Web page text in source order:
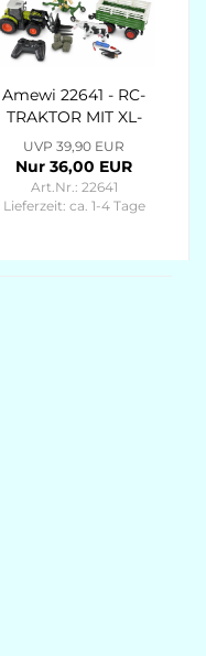
Amewi 22641 - RC-
TRAKTOR MIT XL-
ZUBEHÖRPAKET 1:24
RTR GRÜN
UVP 39,90 EUR
Nur 36,00 EUR
Art.Nr.: 22641
Lieferzeit: ca. 1-4 Tage